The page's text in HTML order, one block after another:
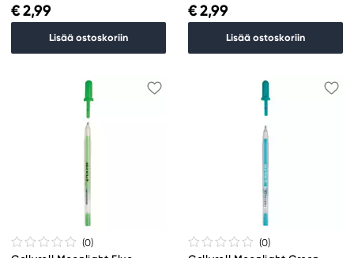
€ 2,99
Lisää ostoskoriin
€ 2,99
Lisää ostoskoriin
(0)
(0)